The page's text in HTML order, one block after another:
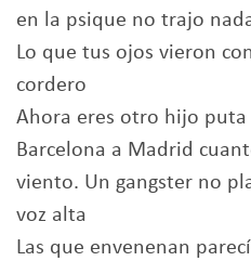
en la psique no trajo
Lo que tus ojos vieron
cordero
Ahora eres otro hijo
Barcelona a Madrid
viento. Un gangster no
voz alta
Las que envenenan